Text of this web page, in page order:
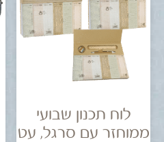
לוח תכנון שבועי
ממוחזר עם סרגל, עט